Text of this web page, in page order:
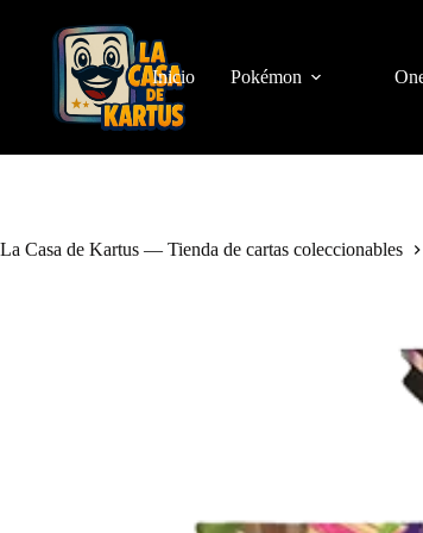
contenido
Inicio
Pokémon
La Casa de Kartus — Tienda de cartas coleccionables